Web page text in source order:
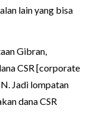
lain yang bisa
Gibran,
CSR [corporate
Jadi lompatan
dana CSR